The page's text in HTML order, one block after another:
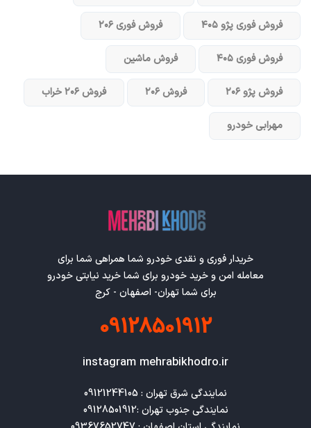
فروش فوری پژو ۴۰۵ فروش فوری ۲۰۶
فروش فوری ۴۰۵ فروش ماشین
فروش پژو ۲۰۶ فروش ۲۰۶ فروش ۲۰۶ خراب
مهرابی خودرو
خریدار فوری و نقدی خودرو شما همراهی شما برای
معامله امن و خرید خودرو برای شما خرید نیابتی خودرو
برای شما تهران- اصفهان - کرج
09128501912
instagram mehrabikhodro.ir